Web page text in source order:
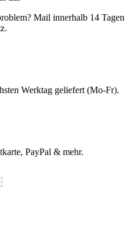
Mail innerhalb 14 Tagen
Werktag geliefert (Mo-Fr).
PayPal & mehr.